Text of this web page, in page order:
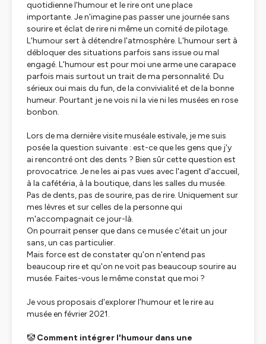
quotidienne l'humour et le rire ont une place
importante. Je n'imagine pas passer une journée sans
sourire et éclat de rire ni même un comité de pilotage.
L'humour sert à détendre l'atmosphère. L'humour sert à
débloquer des situations parfois sans issue ou mal
engagé. L'humour est pour moi une arme une carapace
parfois mais surtout un trait de ma personnalité. Du
sérieux oui mais du fun, de la convivialité et de la bonne
humeur. Pourtant je ne vois ni la vie ni les musées en rose
bonbon.
Lors de ma dernière visite muséale estivale, je me suis
posée la question suivante : est-ce que les gens que j'y
ai rencontré ont des dents ? Bien sûr cette question est
provocatrice. Je ne les ai pas vues avec l'agent d'accueil,
à la cafétéria, à la boutique, dans les salles du musée.
Pas de dents, pas de sourire, pas de rire. Uniquement sur
mes lèvres et sur celles de la personne qui
m'accompagnait ce jour-là.
On pourrait penser que dans ce musée c'était un jour
sans, un cas particulier.
Mais force est de constater qu'on n'entend pas
beaucoup rire et qu'on ne voit pas beaucoup sourire au
musée. Faites-vous le même constat que moi ?
Je vous proposais d'explorer l'humour et le rire au
musée en février 2021.
🤡 Comment intégrer l'humour dans une